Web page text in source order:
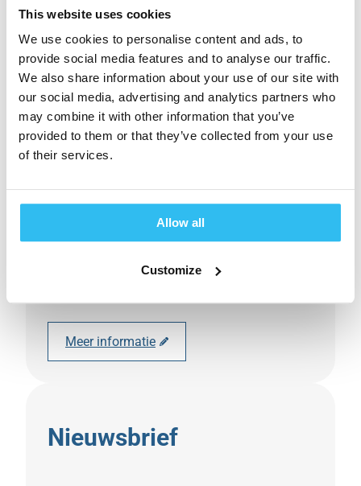
This website uses cookies
We use cookies to personalise content and ads, to
provide social media features and to analyse our traffic.
We also share information about your use of our site with
our social media, advertising and analytics partners who
may combine it with other information that you’ve
provided to them or that they’ve collected from your use
of their services.
Allow all
Customize
kennisinstellingen, overheden en andere
daarnaast een uitgebreid (kennis)netwerk bij
universiteiten en kennisinstellingen om actuele
vraagstukken in de sector snel en doelgericht
aan te pakken.
onze partners kennen, hoe gerichter wij kunnen
ondersteunen – met analyses, onderzoek en
advies die aansluiten op de praktijk. Wij
richten ons daarom uitsluitend op
professionele partijen en werken niet voor
Meer informatie
Nieuwsbrief